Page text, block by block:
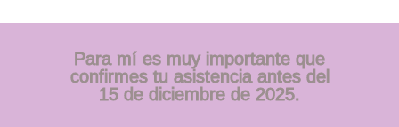
Para mí es muy importante que
confirmes tu asistencia antes del
15 de diciembre de 2025.